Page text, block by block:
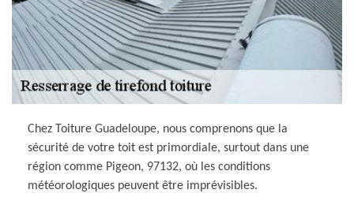
Chez Toiture Guadeloupe, nous comprenons que la
sécurité de votre toit est primordiale, surtout dans une
région comme Pigeon, 97132, où les conditions
météorologiques peuvent être imprévisibles.